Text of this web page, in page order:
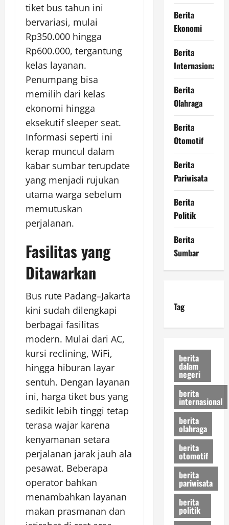
tiket bus tahun ini
bervariasi, mulai
Rp350.000 hingga
Rp600.000, tergantung
kelas layanan.
Penumpang bisa
memilih dari kelas
ekonomi hingga
eksekutif sleeper seat.
Informasi seperti ini
kerap muncul dalam
kabar sumbar terupdate
yang menjadi rujukan
utama warga sebelum
memutuskan
perjalanan.
Fasilitas yang
Ditawarkan
Bus rute Padang–Jakarta
kini sudah dilengkapi
berbagai fasilitas
modern. Mulai dari AC,
kursi reclining, WiFi,
hingga hiburan layar
sentuh. Dengan layanan
ini, harga tiket bus yang
sedikit lebih tinggi tetap
terasa wajar karena
kenyamanan setara
perjalanan jarak jauh ala
pesawat. Beberapa
operator bahkan
menambahkan layanan
makan prasmanan dan
Berita
Ekonomi
Berita
Internasional
Berita
Olahraga
Berita
Otomotif
Berita
Pariwisata
Berita
Politik
Berita
Sumbar
Tag
berita
dalam
negeri
berita
internasional
berita
olahraga
berita
otomotif
berita
pariwisata
berita
politik